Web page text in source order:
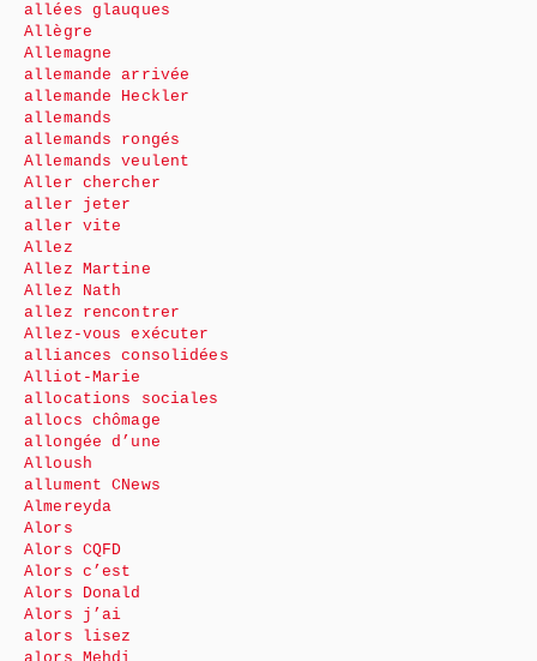
allées glauques
Allègre
Allemagne
allemande arrivée
allemande Heckler
allemands
allemands rongés
Allemands veulent
Aller chercher
aller jeter
aller vite
Allez
Allez Martine
Allez Nath
allez rencontrer
Allez-vous exécuter
alliances consolidées
Alliot-Marie
allocations sociales
allocs chômage
allongée d’une
Alloush
allument CNews
Almereyda
Alors
Alors CQFD
Alors c’est
Alors Donald
Alors j’ai
alors lisez